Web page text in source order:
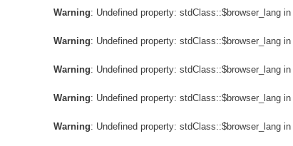
Warning: Undefined property: stdClass::$browser_lang in
Warning: Undefined property: stdClass::$browser_lang in
Warning: Undefined property: stdClass::$browser_lang in
Warning: Undefined property: stdClass::$browser_lang in
Warning: Undefined property: stdClass::$browser_lang in